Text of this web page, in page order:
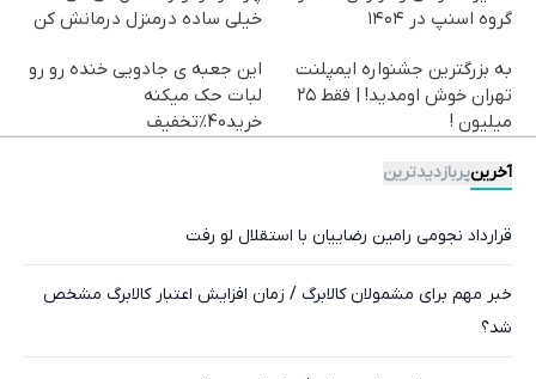
گروه اسنپ در ۱۴۰۴
خیلی ساده درمنزل درمانش کن
به بزرگترین جشنواره ایمپلنت
تهران خوش اومدید! | فقط ۲۵
میلیون !
این جعبه ی جادویی خنده رو رو
لبات حک میکنه
خرید40%تخفیف
آخرینپربازدیدترین
قرارداد نجومی رامین رضاییان با استقلال لو رفت
خبر مهم برای مشمولان کالابرگ / زمان افزایش اعتبار کالابرگ مشخص
شد؟